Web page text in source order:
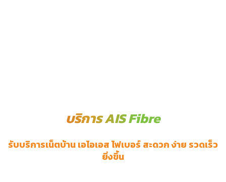
บริการ AIS Fibre
รับบริการเน็ตบ้าน เอไอเอส ไฟเบอร์ สะดวก ง่าย รวดเร็ว
ยิ่งขึ้น